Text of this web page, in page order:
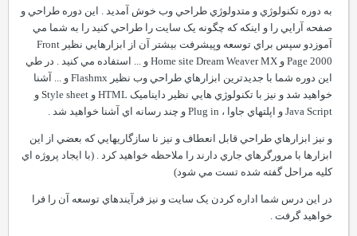
به دوره تکنولوژي و متدولوژي طراحي وب خوش آمديد . اين دوره طراحي و
صفحه آرايي را و اينکه که چگونه يک سايت را طراحي کنيد را به شما مي
آموزدو سپس براي توسعه وپيشرفت بيشتر آن از ابزارهايي نظير Front
Page 2000 و Home site Dream Weaver MX و ... استفاده مي کنيد . در طي
اين دوره شما با جديدترين ابزارهاي طراحي وب نظير Flashmx و ... آشنا
خواهيد شد و نيز با تکنولوژي هايي نظير دايناميک HTML و Style sheet و
Java Script و اپلتهاي جاوا ، Plug in و چند رسانه اي آشنا خواهيد شد .
و نيز ابزارهاي طراحي قابل انعطاف و نيز نا سازگاريهايي که بعضي از اين
ابزارها با مرورگرهاي جاري دارند را ملاحظه خواهيد کرد . (با ايجاد پروژه اي
کليه مراحل گفته شده تست مي شود)
در اين درس شما اداره کردن يک سايت و نيز فرآيندهاي توسعه آن را فرا
خواهيد گرفت .